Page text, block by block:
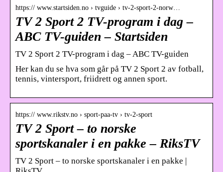
https:// www.startsiden.no › tvguide › tv-2-sport-2-norw…
TV 2 Sport 2 TV-program i dag –
ABC TV-guiden – Startsiden
TV 2 Sport 2 TV-program i dag – ABC TV-guiden
Her kan du se hva som går på TV 2 Sport 2 av fotball,
tennis, vintersport, friidrett og annen sport.
https:// www.rikstv.no › sport-paa-tv › tv-2-sport
TV 2 Sport – to norske
sportskanaler i en pakke – RiksTV
TV 2 Sport – to norske sportskanaler i en pakke |